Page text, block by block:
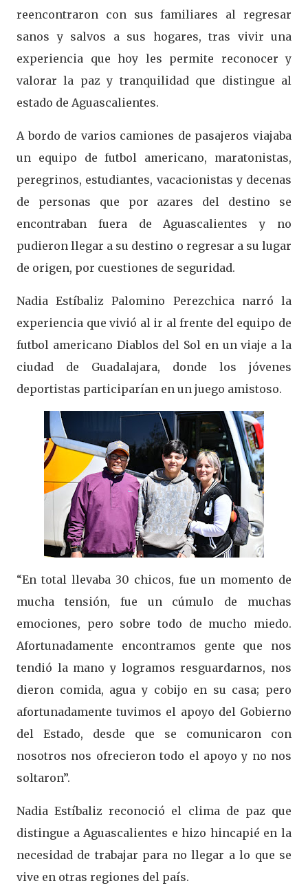
reencontraron con sus familiares al regresar
sanos y salvos a sus hogares, tras vivir una
experiencia que hoy les permite reconocer y
valorar la paz y tranquilidad que distingue al
estado de Aguascalientes.
A bordo de varios camiones de pasajeros viajaba
un equipo de futbol americano, maratonistas,
peregrinos, estudiantes, vacacionistas y decenas
de personas que por azares del destino se
encontraban fuera de Aguascalientes y no
pudieron llegar a su destino o regresar a su lugar
de origen, por cuestiones de seguridad.
Nadia Estíbaliz Palomino Perezchica narró la
experiencia que vivió al ir al frente del equipo de
futbol americano Diablos del Sol en un viaje a la
ciudad de Guadalajara, donde los jóvenes
deportistas participarían en un juego amistoso.
“En total llevaba 30 chicos, fue un momento de
mucha tensión, fue un cúmulo de muchas
emociones, pero sobre todo de mucho miedo.
Afortunadamente encontramos gente que nos
tendió la mano y logramos resguardarnos, nos
dieron comida, agua y cobijo en su casa; pero
afortunadamente tuvimos el apoyo del Gobierno
del Estado, desde que se comunicaron con
nosotros nos ofrecieron todo el apoyo y no nos
soltaron”.
Nadia Estíbaliz reconoció el clima de paz que
distingue a Aguascalientes e hizo hincapié en la
necesidad de trabajar para no llegar a lo que se
vive en otras regiones del país.